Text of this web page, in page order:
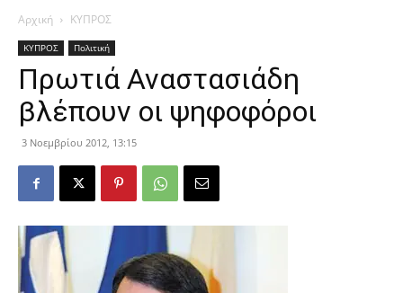
Αρχική ΚΥΠΡΟΣ
ΚΥΠΡΟΣ Πολιτική
Πρωτιά Αναστασιάδη
βλέπουν οι ψηφοφόροι
3 Νοεμβρίου 2012, 13:15